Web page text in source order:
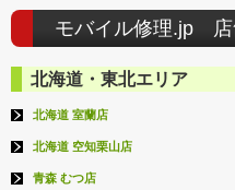
モバイル修理.jp 店
北海道・東北エリア
北海道 室蘭店
北海道 空知栗山店
青森 むつ店